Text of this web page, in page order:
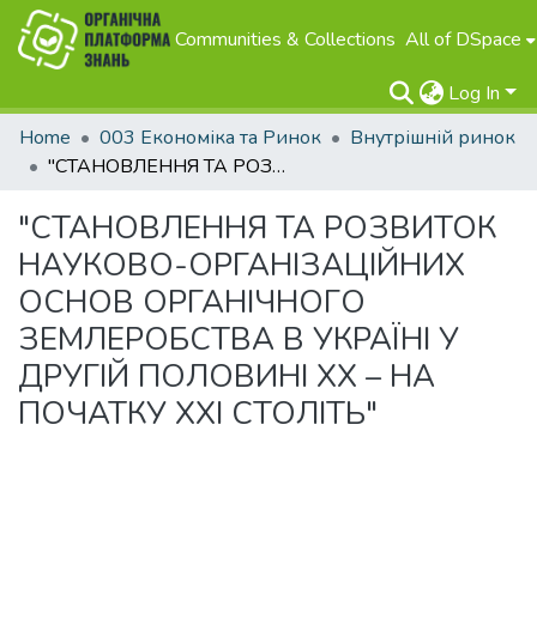
Communities & Collections All of DSpace
Log In
Home
003 Економіка та Ринок
Внутрішній ринок
"СТАНОВЛЕННЯ ТА РОЗВИТОК НАУКОВО-ОРГАНІЗАЦІЙНИХ ОСНОВ ОРГАНІЧНОГО ЗЕМЛЕРОБСТВА В УКРАЇНІ У ДРУГІЙ ПОЛОВИНІ ХХ – НА ПОЧАТКУ ХХІ СТОЛІТЬ"
"СТАНОВЛЕННЯ ТА РОЗВИТОК
НАУКОВО-ОРГАНІЗАЦІЙНИХ
ОСНОВ ОРГАНІЧНОГО
ЗЕМЛЕРОБСТВА В УКРАЇНІ У
ДРУГІЙ ПОЛОВИНІ ХХ – НА
ПОЧАТКУ ХХІ СТОЛІТЬ"